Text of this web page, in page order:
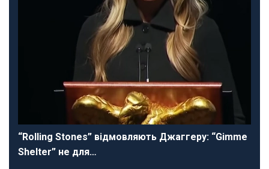
“Rolling Stones” відмовляють Джаггеру: “Gimme
Shelter” не для…